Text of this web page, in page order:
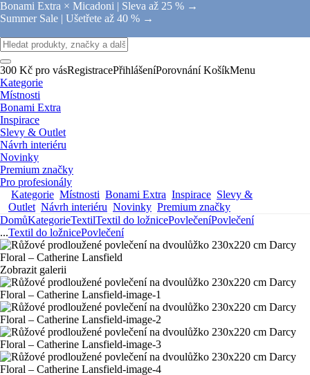
Bonami Extra × Micadoni | Sleva až 25 % →
Summer Sale | Ušetřete až 40 % →
300 Kč pro vásRegistracePřihlášeníPorovnání KošíkMenu
Kategorie
Místnosti
Bonami Extra
Inspirace
Slevy & Outlet
Návrh interiéru
Novinky
Premium značky
Pro profesionály
Kategorie Místnosti Bonami Extra Inspirace Slevy &
Outlet Návrh interiéru Novinky Premium značky
DomůKategorieTextilTextil do ložnicePovlečeníPovlečení
...Textil do ložnicePovlečení
Zobrazit galerii